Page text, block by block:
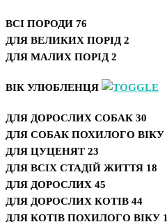
ВСІ ПОРОДИ 76
ДЛЯ ВЕЛИКИХ ПОРІД 2
ДЛЯ МАЛИХ ПОРІД 2
ВІК УЛЮБЛЕНЦЯ
ДЛЯ ДОРОСЛИХ СОБАК 30
ДЛЯ СОБАК ПОХИЛОГО ВІКУ
ДЛЯ ЦУЦЕНЯТ 23
ДЛЯ ВСІХ СТАДІЙ ЖИТТЯ 18
ДЛЯ ДОРОСЛИХ 45
ДЛЯ ДОРОСЛИХ КОТІВ 44
ДЛЯ КОТІВ ПОХИЛОГО ВІКУ 1